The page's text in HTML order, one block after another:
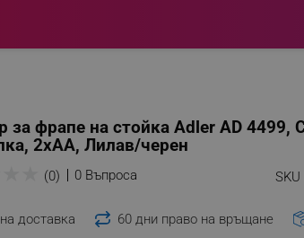
за фрапе на стойка Adler AD 4499,
2xAA, Лилав/черен
SKU
(0) 0 Въпроса
доставка 60 дни право на връщане